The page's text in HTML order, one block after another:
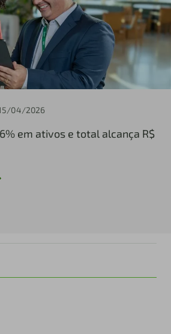
04/2026
em ativos e total alcança R$